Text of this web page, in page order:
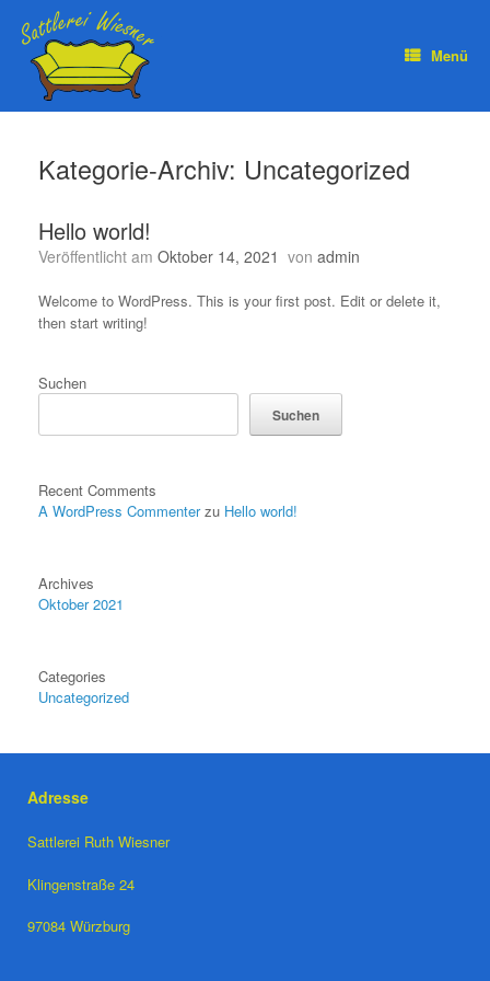
Inhalt
springen
Menü
Kategorie-Archiv: Uncategorized
Hello world!
Veröffentlicht am Oktober 14, 2021 von admin
Welcome to WordPress. This is your first post. Edit or delete it,
then start writing!
Suchen
Suchen
Recent Comments
A WordPress Commenterzu Hello world!
Archives
Oktober 2021
Categories
Uncategorized
Adresse
Sattlerei Ruth Wiesner
Klingenstraße 24
97084 Würzburg